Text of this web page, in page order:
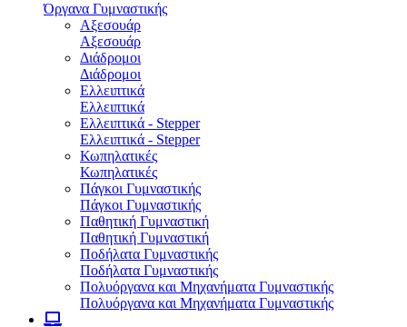
Όργανα Γυμναστικής
Αξεσουάρ
Αξεσουάρ
Διάδρομοι
Διάδρομοι
Ελλειπτικά
Ελλειπτικά
Ελλειπτικά - Stepper
Ελλειπτικά - Stepper
Κωπηλατικές
Κωπηλατικές
Πάγκοι Γυμναστικής
Πάγκοι Γυμναστικής
Παθητική Γυμναστική
Παθητική Γυμναστική
Ποδήλατα Γυμναστικής
Ποδήλατα Γυμναστικής
Πολυόργανα και Μηχανήματα Γυμναστικής
Πολυόργανα και Μηχανήματα Γυμναστικής